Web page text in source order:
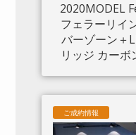
2020MODEL
フェラーリイ
バーゾーン＋
リッジ カー
ーディスプレ
ご成約情報